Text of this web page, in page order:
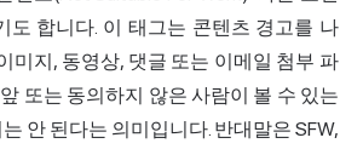
도 합니다. 이 태그는 콘텐츠 경고를 나
미지, 동영상, 댓글 또는 이메일 첨부 파
또는 동의하지 않은 사람이 볼 수 있는
안 된다는 의미입니다. 반대말은 SFW,